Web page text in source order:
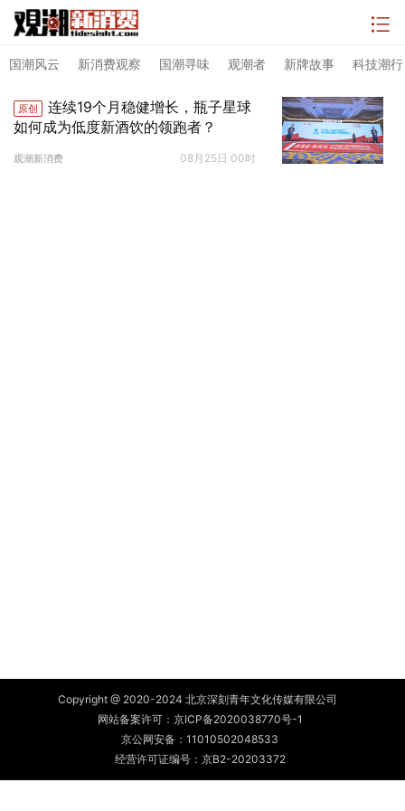
国潮风云 新消费观察 国潮寻味 观潮者 新牌故事 科技潮行
原创
连续19个月稳健增长，瓶子星球
如何成为低度新酒饮的领跑者？
观潮新消费 08月25日 00时
Copyright @ 2020-2024 北京深刻青年文化传媒有限公司
网站备案许可： 京ICP备2020038770号-1
京公网安备： 11010502048533
经营许可证编号：京B2-20203372